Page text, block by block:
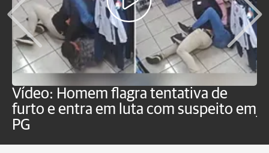
Vídeo: Homem flagra tentativa de
furto e entra em luta com suspeito em
PG